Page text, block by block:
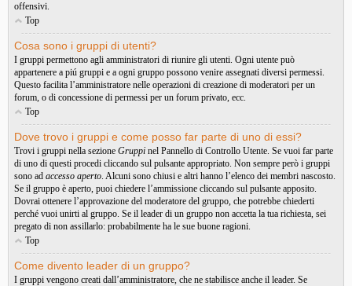
offensivi.
Top
Cosa sono i gruppi di utenti?
I gruppi permettono agli amministratori di riunire gli utenti. Ogni utente può
appartenere a piú gruppi e a ogni gruppo possono venire assegnati diversi permessi.
Questo facilita l’amministratore nelle operazioni di creazione di moderatori per un
forum, o di concessione di permessi per un forum privato, ecc.
Top
Dove trovo i gruppi e come posso far parte di uno di essi?
Trovi i gruppi nella sezione Gruppi nel Pannello di Controllo Utente. Se vuoi far parte
di uno di questi procedi cliccando sul pulsante appropriato. Non sempre però i gruppi
sono ad accesso aperto. Alcuni sono chiusi e altri hanno l’elenco dei membri nascosto.
Se il gruppo è aperto, puoi chiedere l’ammissione cliccando sul pulsante apposito.
Dovrai ottenere l’approvazione del moderatore del gruppo, che potrebbe chiederti
perché vuoi unirti al gruppo. Se il leader di un gruppo non accetta la tua richiesta, sei
pregato di non assillarlo: probabilmente ha le sue buone ragioni.
Top
Come divento leader di un gruppo?
I gruppi vengono creati dall’amministratore, che ne stabilisce anche il leader. Se